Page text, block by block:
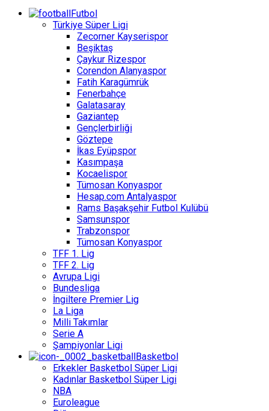
Futbol
Türkiye Süper Ligi
Zecorner Kayserispor
Beşiktaş
Çaykur Rizespor
Corendon Alanyaspor
Fatih Karagümrük
Fenerbahçe
Galatasaray
Gaziantep
Gençlerbirliği
Göztepe
İkas Eyüpspor
Kasımpaşa
Kocaelispor
Tümosan Konyaspor
Hesap.com Antalyaspor
Rams Başakşehir Futbol Kulübü
Samsunspor
Trabzonspor
Tümosan Konyaspor
TFF 1. Lig
TFF 2. Lig
Avrupa Ligi
Bundesliga
İngiltere Premier Lig
La Liga
Milli Takımlar
Serie A
Şampiyonlar Ligi
Basketbol
Erkekler Basketbol Süper Ligi
Kadınlar Basketbol Süper Ligi
NBA
Euroleague